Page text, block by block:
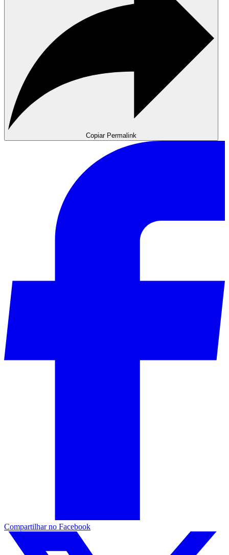
Copiar Permalink
Compartilhar no Facebook